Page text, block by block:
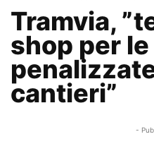
Tramvia,
shop per
cantieri”
-